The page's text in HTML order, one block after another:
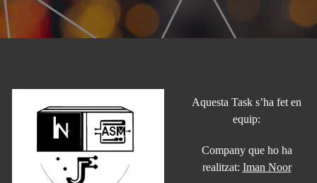
Aquesta Task s’ha fet en
equip:
Company que ho ha
realitzat: Iman Noor